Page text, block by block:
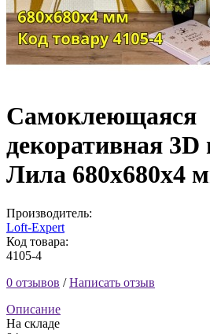
Самоклеющаяся
декоративная 3D
Лила 680x680x4
Производитель:
Loft-Expert
Код товара:
4105-4
0 отзывов /Написать отзыв
Описание
На складе